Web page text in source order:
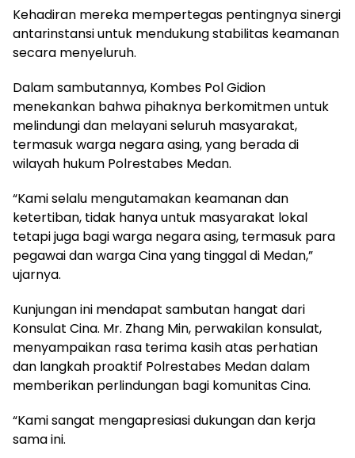
Kehadiran mereka mempertegas pentingnya sinergi
antarinstansi untuk mendukung stabilitas keamanan
secara menyeluruh.
Dalam sambutannya, Kombes Pol Gidion
menekankan bahwa pihaknya berkomitmen untuk
melindungi dan melayani seluruh masyarakat,
termasuk warga negara asing, yang berada di
wilayah hukum Polrestabes Medan.
“Kami selalu mengutamakan keamanan dan
ketertiban, tidak hanya untuk masyarakat lokal
tetapi juga bagi warga negara asing, termasuk para
pegawai dan warga Cina yang tinggal di Medan,”
ujarnya.
Kunjungan ini mendapat sambutan hangat dari
Konsulat Cina. Mr. Zhang Min, perwakilan konsulat,
menyampaikan rasa terima kasih atas perhatian
dan langkah proaktif Polrestabes Medan dalam
memberikan perlindungan bagi komunitas Cina.
“Kami sangat mengapresiasi dukungan dan kerja
sama ini.